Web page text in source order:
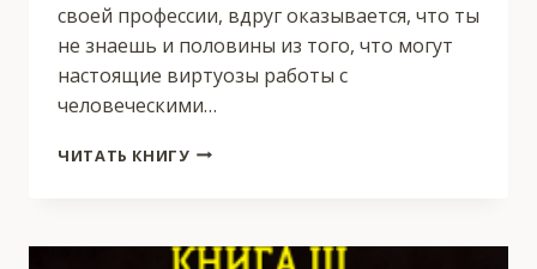
своей профессии, вдруг оказывается, что ты
не знаешь и половины из того, что могут
настоящие виртуозы работы с
человеческими…
ЧИТАТЬ КНИГУРЕМЕСЛЕННИКИ
ИСПОВЕДНИКИ